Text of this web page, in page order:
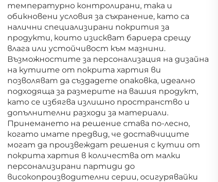
температурно контролирани, така и
обикновени условия за съхранение, като са
налични специализирани покрития за
продукти, които изискват бариера срещу
влага или устойчивост към мазнини.
Възможностите за персонализация на дизайна
на кутиите от покрита хартия ви
позволяват да създадете опаковка, идеално
подходяща за размерите на вашия продукт,
като се избягва излишно пространство и
допълнителни разходи за материали.
Принемането на решение става по-лесно,
когато имате предвид, че доставчиците
могат да произвеждат решения с кутии от
покрита хартия в количества от малки
персонализирани партиди до
високопроизводителни серии, осигурявайки